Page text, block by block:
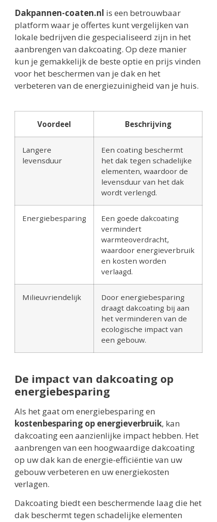
Dakpannen-coaten.nl is een betrouwbaar
platform waar je offertes kunt vergelijken van
lokale bedrijven die gespecialiseerd zijn in het
aanbrengen van dakcoating. Op deze manier
kun je gemakkelijk de beste optie en prijs vinden
voor het beschermen van je dak en het
verbeteren van de energiezuinigheid van je huis.
Voordeel Beschrijving
Langere
levensduur
Een coating beschermt
het dak tegen schadelijke
elementen, waardoor de
levensduur van het dak
wordt verlengd.
Energiebesparing
Een goede dakcoating
vermindert
warmteoverdracht,
waardoor energieverbruik
en kosten worden
verlaagd.
Milieuvriendelijk
Door energiebesparing
draagt dakcoating bij aan
het verminderen van de
ecologische impact van
een gebouw.
De impact van dakcoating op
energiebesparing
Als het gaat om energiebesparing en
kostenbesparing op energieverbruik, kan
dakcoating een aanzienlijke impact hebben. Het
aanbrengen van een hoogwaardige dakcoating
op uw dak kan de energie-efficiëntie van uw
gebouw verbeteren en uw energiekosten
verlagen.
Dakcoating biedt een beschermende laag die het
dak beschermt tegen schadelijke elementen